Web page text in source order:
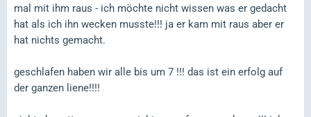
mal mit ihm raus - ich möchte nicht wissen was er gedacht
hat als ich ihn wecken musste!!! ja er kam mit raus aber er
hat nichts gemacht.
geschlafen haben wir alle bis um 7 !!! das ist ein erfolg auf
der ganzen liene!!!!